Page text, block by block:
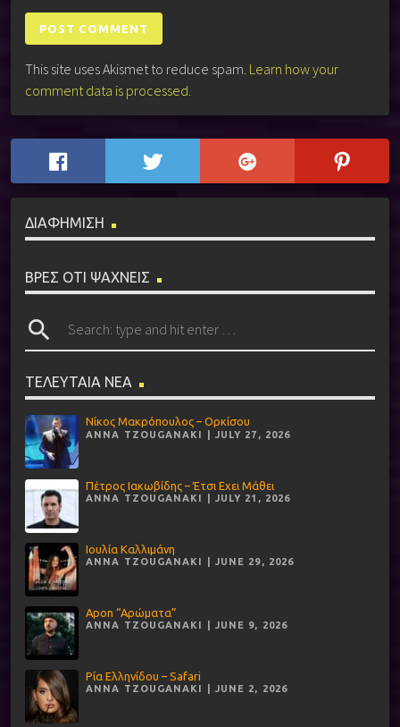
This site uses Akismet to reduce spam. Learn how your
comment data is processed.
ΔΙΑΦΗΜΙΣΗ
ΒΡΕΣ ΟΤΙ ΨΑΧΝΕΙΣ
search
ΤΕΛΕΥΤΑΙΑ ΝΕΑ
Νίκος Μακρόπουλος – Ορκίσου
ANNA TZOUGANAKI | JULY 27, 2026
Πέτρος Ιακωβίδης – Έτσι Εχει Μάθει
ANNA TZOUGANAKI | JULY 21, 2026
Ιουλία Καλλιμάνη
ANNA TZOUGANAKI | JUNE 29, 2026
Apon “Αρώματα”
ANNA TZOUGANAKI | JUNE 9, 2026
Ρία Ελληνίδου – Safari
ANNA TZOUGANAKI | JUNE 2, 2026